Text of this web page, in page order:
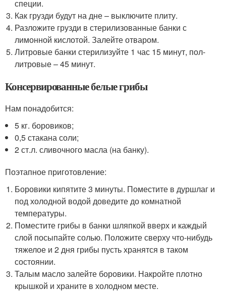
специи.
Как грузди будут на дне – выключите плиту.
Разложите грузди в стерилизованные банки с
лимонной кислотой. Залейте отваром.
Литровые банки стерилизуйте 1 час 15 минут, пол-
литровые – 45 минут.
Консервированные белые грибы
Нам понадобится:
5 кг. боровиков;
0,5 стакана соли;
2 ст.л. сливочного масла (на банку).
Поэтапное приготовление:
Боровики кипятите 3 минуты. Поместите в дуршлаг и
под холодной водой доведите до комнатной
температуры.
Поместите грибы в банки шляпкой вверх и каждый
слой посыпайте солью. Положите сверху что-нибудь
тяжелое и 2 дня грибы пусть хранятся в таком
состоянии.
Талым масло залейте боровики. Накройте плотно
крышкой и храните в холодном месте.